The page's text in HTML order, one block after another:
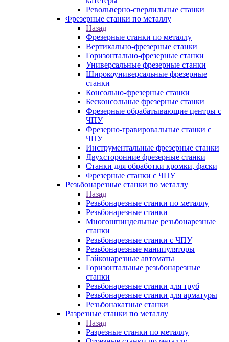
Револьверно-сверлильные станки
Фрезерные станки по металлу
Назад
Фрезерные станки по металлу
Вертикально-фрезерные станки
Горизонтально-фрезерные станки
Универсальные фрезерные станки
Широкоуниверсальные фрезерные
станки
Консольно-фрезерные станки
Бесконсольные фрезерные станки
Фрезерные обрабатывающие центры с
ЧПУ
Фрезерно-гравировальные станки с
ЧПУ
Инструментальные фрезерные станки
Двухсторонние фрезерные станки
Станки для обработки кромки, фаски
Фрезерные станки с ЧПУ
Резьбонарезные станки по металлу
Назад
Резьбонарезные станки по металлу
Резьбонарезные станки
Многошпиндельные резьбонарезные
станки
Резьбонарезные станки с ЧПУ
Резьбонарезные манипуляторы
Гайконарезные автоматы
Горизонтальные резьбонарезные
станки
Резьбонарезные станки для труб
Резьбонарезные станки для арматуры
Резьбонакатные станки
Разрезные станки по металлу
Назад
Разрезные станки по металлу